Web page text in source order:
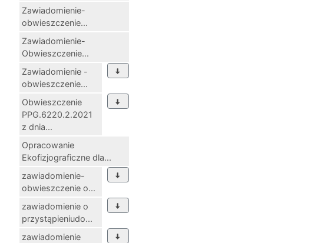
Zawiadomienie-
obwieszczenie...
Zawiadomienie-
Obwieszczenie...
Zawiadomienie -
obwieszczenie...
Obwieszczenie
PPG.6220.2.2021
z dnia...
Opracowanie
Ekofizjograficzne dla...
zawiadomienie-
obwieszczenie o...
zawiadomienie o
przystąpieniudo...
zawiadomienie